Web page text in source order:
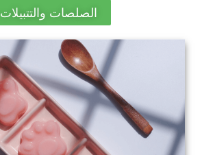
الصلصات والتتبيلات